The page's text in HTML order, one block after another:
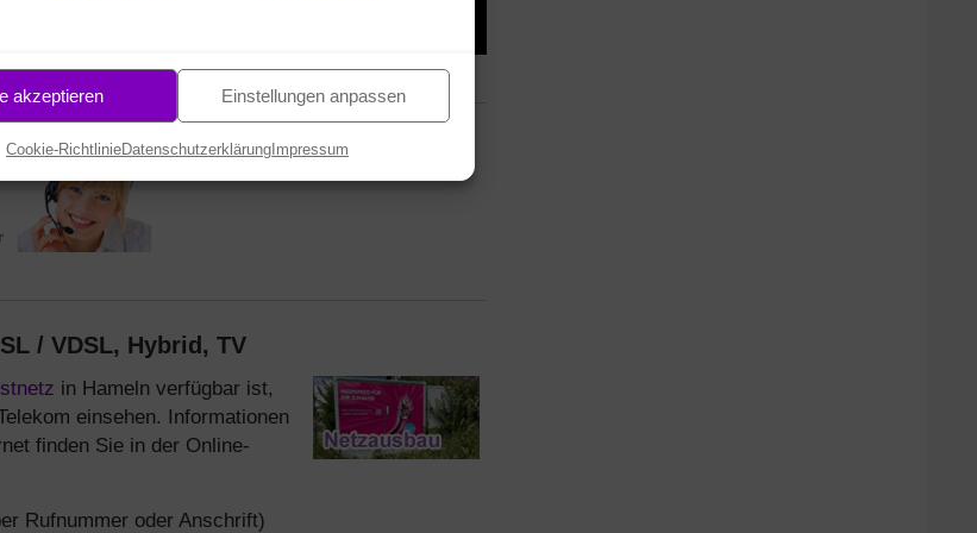
akzeptieren Einstellungen anpassen
Cookie-RichtlinieDatenschutzerklärung Impressum
/ VDSL, Hybrid, TV
in Hameln verfügbar ist,
einsehen. Informationen
finden Sie in der Online-
Rufnummer oder Anschrift)